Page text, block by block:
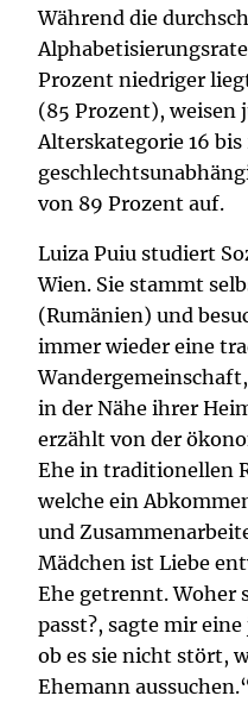
Während die
Prozent niedriger
(85 Prozent), weisen
Alterskategorie 16 bis
von 89 Prozent auf.
Luiza Puiu studiert
Wien. Sie stammt
(Rumänien) und
immer wieder eine
in der Nähe ihrer
erzählt von der
Ehe in traditionellen
welche ein
und
Mädchen ist Liebe
Ehe getrennt. Woher
passt?, sagte mir
ob es sie nicht stört,
Ehemann